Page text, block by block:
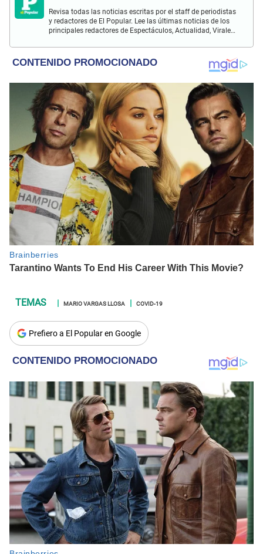
Revisa todas las noticias escritas por el staff de periodistas
y redactores de El Popular. Lee las últimas noticias de los
principales redactores de Espectáculos, Actualidad, Virales,
MARIO VARGAS LLOSA COVID-19
Prefiero a El Popular en Google